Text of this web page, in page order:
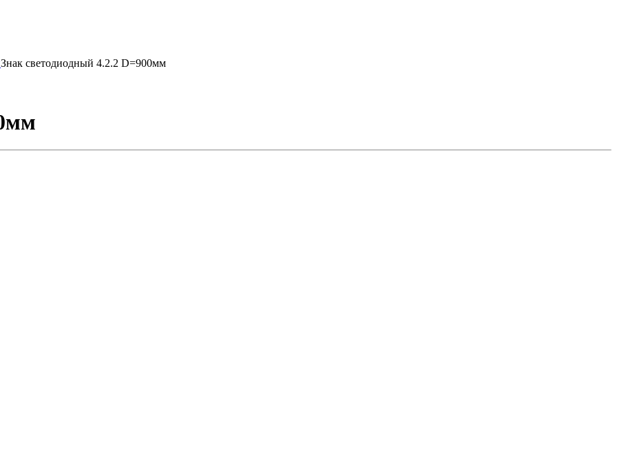
Знак светодиодный 4.2.2 D=900мм